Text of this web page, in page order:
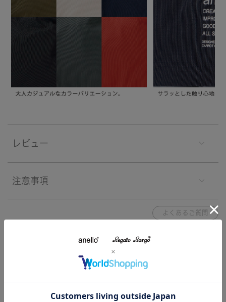
レビュー
注意事項
よくあるご質問